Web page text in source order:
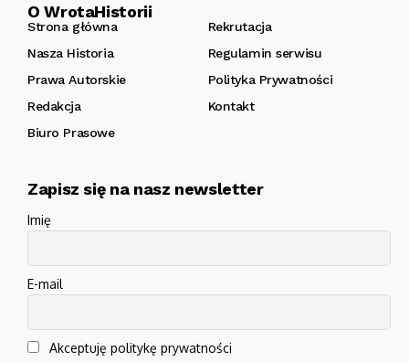
O WrotaHistorii
Strona główna
Rekrutacja
Nasza Historia
Regulamin serwisu
Prawa Autorskie
Polityka Prywatności
Redakcja
Kontakt
Biuro Prasowe
Zapisz się na nasz newsletter
Imię
E-mail
Akceptuję politykę prywatności